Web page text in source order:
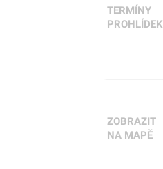
TERMÍNY
PROHLÍDEK
ZOBRAZIT
NA MAPĚ